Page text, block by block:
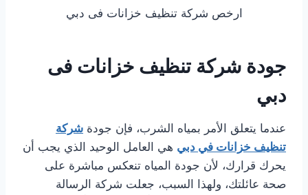
ارخص شركة تنظيف خزانات فى دبي
جودة شركة تنظيف خزانات فى
دبي
عندما يتعلق الأمر بمياه الشرب، فإن جودة شركة
تنظيف خزانات في دبي هي العامل الوحيد الذي يجب أن
يحرك قرارك، لأن جودة المياه تنعكس مباشرة على
صحة عائلتك، ولهذا السبب، جعلت شركة الرسالة